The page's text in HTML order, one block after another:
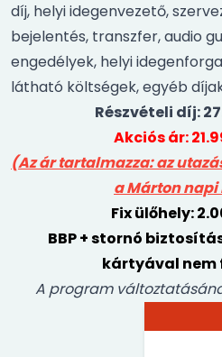
díj, helyi idegenvezető,
bejelentés, transzfer, audio
engedélyek, helyi
látható költségek, egyéb
Részvételi díj:
Akciós ár:
(Az ár tartalmazza: az
a Márton
Fix ülőhely:
BBP + stornó
kártyával
A program